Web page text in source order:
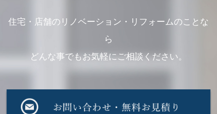
住宅・店舗のリノベーション・リフォームのことな
ら
どんな事でもお気軽にご相談ください。